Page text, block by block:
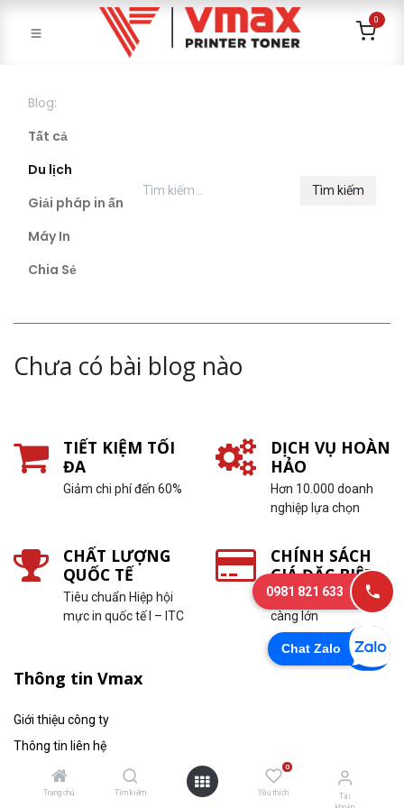
Trang chủ Tìm kiếm
0
Yêu thích
Tài
0
Blog:
Tất cả
Du lịch
Giải pháp in ấn
Máy In
Chia Sẻ
Tìm kiếm
Chưa có bài blog nào
TIẾT KIỆM TỐI
ĐA
Giảm chi phí đến 60%
DỊCH VỤ HOÀN
HẢO
Hơn 10.000 doanh
nghiệp lựa chọn
CHẤT LƯỢNG
QUỐC TẾ
Tiêu chuẩn Hiệp hội
mực in quốc tế I – ITC
CHÍNH SÁCH
GIÁ ĐẶC BIỆT
In càng nhiều, ưu đãi
càng lớn
Thông tin Vmax
Giới thiệu công ty
Thông tin liên hệ
Thông tin tuyển dụng
Tin tức
Chat Zalo
0981 821 633